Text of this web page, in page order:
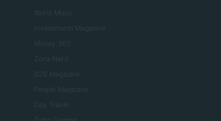
World Music
Investimenti Magazine
Money 365
Zona Nerd
B2B Magazine
People Magazine
Day Travel